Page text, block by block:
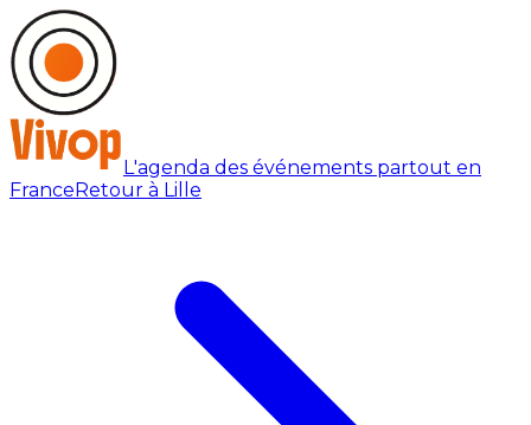
L'agenda des événements partout en
FranceRetour à Lille